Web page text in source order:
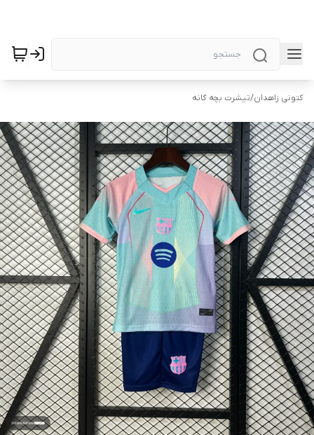
کتونی زاهدان/تیشرت بچه گانه